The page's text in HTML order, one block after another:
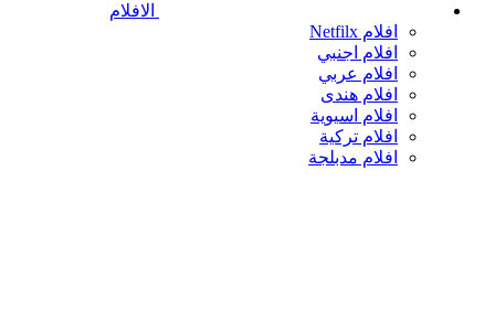
الافلام
افلام Netfilx
افلام اجنبي
افلام عربي
افلام هندى
افلام اسيوية
افلام تركية
افلام مدبلجة